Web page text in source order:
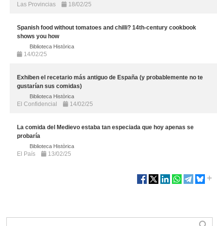
Las Provincias 18/02/25
Spanish food without tomatoes and chilli? 14th-century cookbook
shows you how
Biblioteca Històrica
14/02/25
Exhiben el recetario más antiguo de España (y probablemente no te
gustarían sus comidas)
Biblioteca Històrica
El Confidencial 14/02/25
La comida del Medievo estaba tan especiada que hoy apenas se
probaría
Biblioteca Històrica
El País 13/02/25